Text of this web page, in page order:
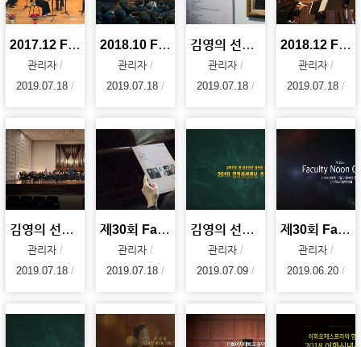
2017.12 Faculty Noon Concert
관리자
2019.07.18
2018.10 Faculty Noon Concert
관리자
2019.07.18
김영의 선생님 추모 전시회 및 개막식(김영의, 음악으로 참 아름다운 세상을 꿈꾸다)
관리자
2019.07.18
2018.12 Faculty Noon Concert
관리자
2019.07.18
김영의 선생님 추모 음악회 (김영의, 음악으로 참 아름다운 세상을 꿈꾸다)
관리자
2019.07.18
제30회 Faculty Noon Concert
관리자
2019.07.18
김영의 선생님 추모 음악회 (김영의, 음악으로 참 아름다운 세상을 꿈꾸다)
관리자
2019.07.09
제30회 Faculty Noon Concert : 한낮의 탱고
관리자
2019.06.20